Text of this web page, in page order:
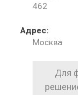
462
Адрес:
Москва
Для